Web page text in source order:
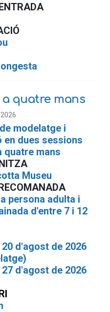
a quatre mans
modelatge i
en dues sessions
quatre mans
Museu
persona adulta i
d'entre 7 i 12
d'agost de 2026
d'agost de 2026